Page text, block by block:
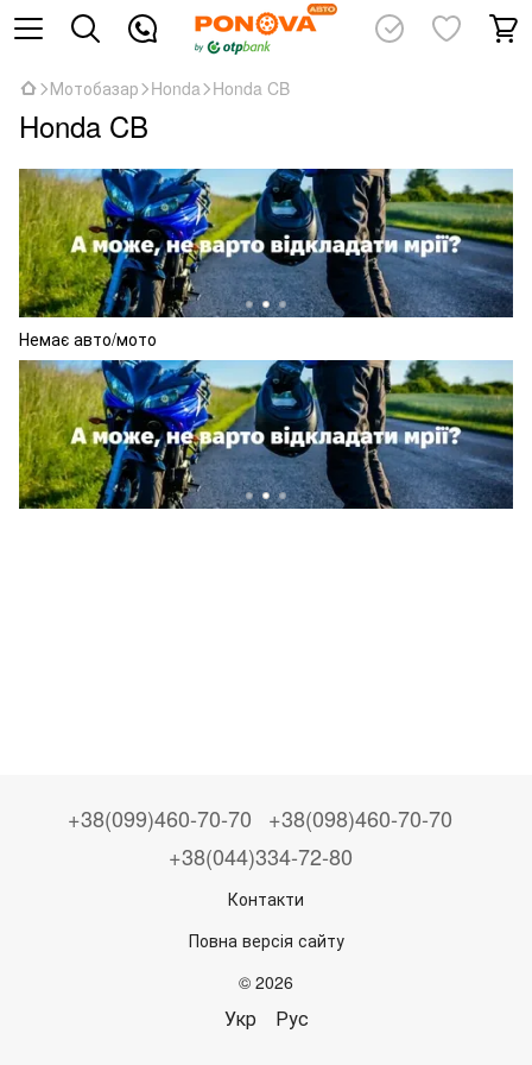
Мотобазар Honda Honda CB
Honda CB
Немає авто/мото
+38(099)460-70-70
+38(098)460-70-70
+38(044)334-72-80
Контакти
Повна версія сайту
© 2026
Укр Рус